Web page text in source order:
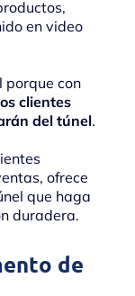
en video
porque con
clientes
del túnel.
ofrece
que haga
duradera.
de